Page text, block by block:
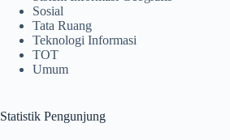
Sosial
Tata Ruang
Teknologi Informasi
TOT
Umum
Statistik Pengunjung